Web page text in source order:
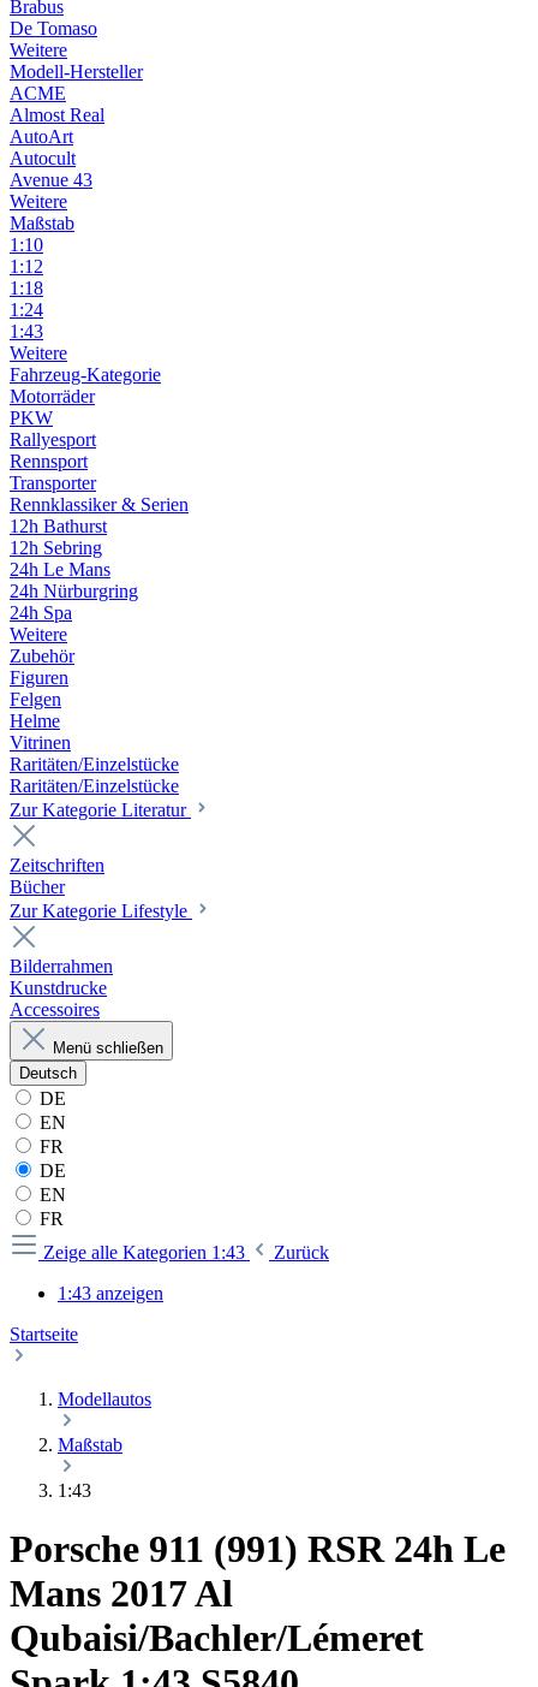
Brabus
De Tomaso
Weitere
Modell-Hersteller
ACME
Almost Real
AutoArt
Autocult
Avenue 43
Weitere
Maßstab
1:10
1:12
1:18
1:24
1:43
Weitere
Fahrzeug-Kategorie
Motorräder
PKW
Rallyesport
Rennsport
Transporter
Rennklassiker & Serien
12h Bathurst
12h Sebring
24h Le Mans
24h Nürburgring
24h Spa
Weitere
Zubehör
Figuren
Felgen
Helme
Vitrinen
Raritäten/Einzelstücke
Raritäten/Einzelstücke
Zur Kategorie Literatur
Zeitschriften
Bücher
Zur Kategorie Lifestyle
Bilderrahmen
Kunstdrucke
Accessoires
Menü schließen
Deutsch
DE
EN
FR
DE
EN
FR
Zeige alle Kategorien 1:43
Zurück
1:43 anzeigen
Startseite
Modellautos
Maßstab
1:43
Porsche 911 (991) RSR 24h Le
Mans 2017 Al
Qubaisi/Bachler/Lémeret